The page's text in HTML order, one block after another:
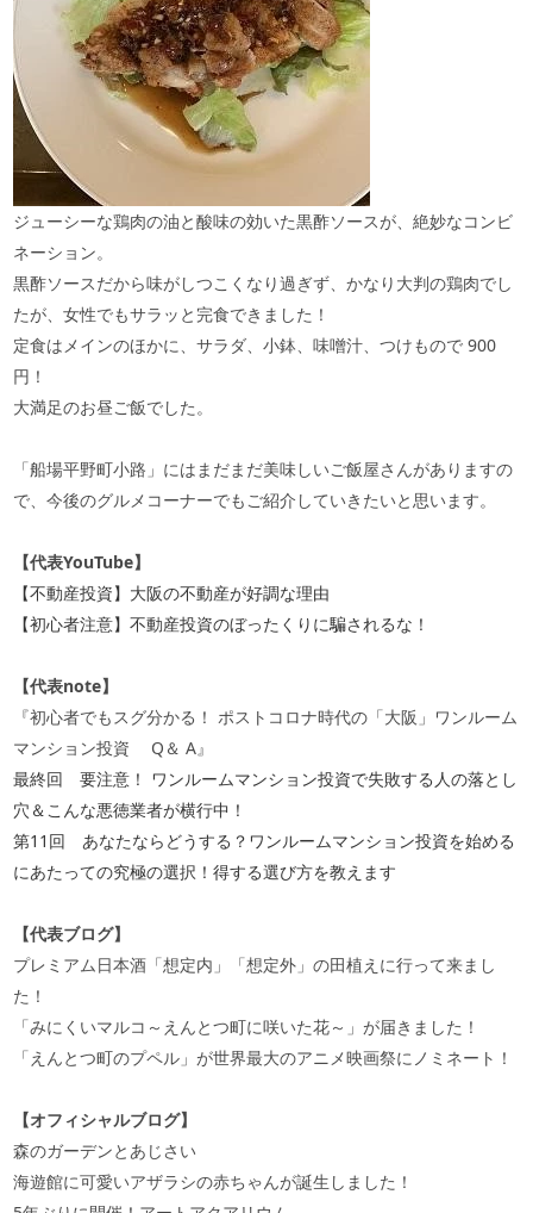
ジューシーな鶏肉の油と酸味の効いた黒酢ソースが、絶妙なコンビ
ネーション。
黒酢ソースだから味がしつこくなり過ぎず、かなり大判の鶏肉でし
たが、女性でもサラッと完食できました！
定食はメインのほかに、サラダ、小鉢、味噌汁、つけもので 900
円！
大満足のお昼ご飯でした。
「船場平野町小路」にはまだまだ美味しいご飯屋さんがありますの
で、今後のグルメコーナーでもご紹介していきたいと思います。
【代表YouTube】
【不動産投資】大阪の不動産が好調な理由
【初心者注意】不動産投資のぼったくりに騙されるな！
【代表note】
『初心者でもスグ分かる！ ポストコロナ時代の「大阪」ワンルーム
マンション投資 Q ＆ A』
最終回 要注意！ ワンルームマンション投資で失敗する人の落とし
穴＆こんな悪徳業者が横行中！
第11回 あなたならどうする？ワンルームマンション投資を始める
にあたっての究極の選択！得する選び方を教えます
【代表ブログ】
プレミアム日本酒「想定内」「想定外」の田植えに行って来まし
た！
「みにくいマルコ～えんとつ町に咲いた花～」が届きました！
「えんとつ町のプペル」が世界最大のアニメ映画祭にノミネート！
【オフィシャルブログ】
森のガーデンとあじさい
海遊館に可愛いアザラシの赤ちゃんが誕生しました！